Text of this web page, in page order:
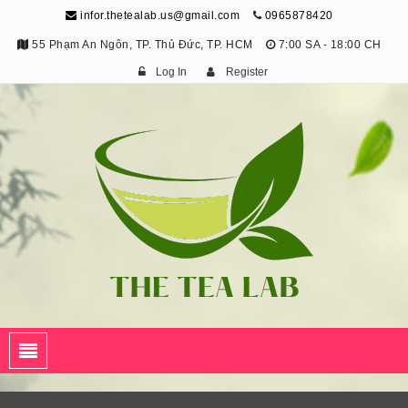
infor.thetealab.us@gmail.com 0965878420
55 Phạm An Ngôn, TP. Thủ Đức, TP. HCM 7:00 SA - 18:00 CH
Log In Register